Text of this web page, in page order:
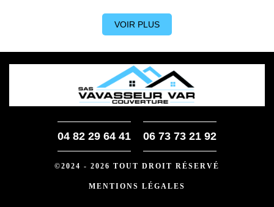
VOIR PLUS
04 82 29 64 41 06 73 73 21 92
©2024 - 2026 TOUT DROIT RÉSERVÉ
MENTIONS LÉGALES